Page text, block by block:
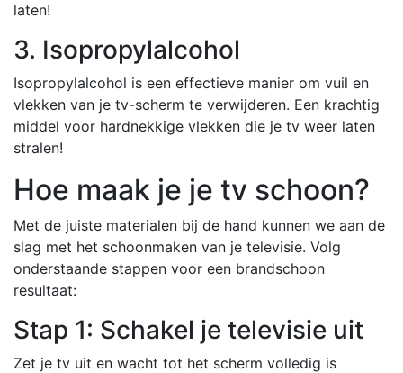
laten!
3. Isopropylalcohol
Isopropylalcohol is een effectieve manier om vuil en
vlekken van je tv-scherm te verwijderen. Een krachtig
middel voor hardnekkige vlekken die je tv weer laten
stralen!
Hoe maak je je tv schoon?
Met de juiste materialen bij de hand kunnen we aan de
slag met het schoonmaken van je televisie. Volg
onderstaande stappen voor een brandschoon
resultaat:
Stap 1: Schakel je televisie uit
Zet je tv uit en wacht tot het scherm volledig is